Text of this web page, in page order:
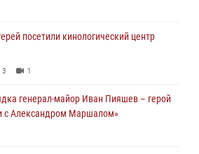
посетили кинологический центр
3 1
генерал-майор Иван Пияшев – герой
с Александром Маршалом»